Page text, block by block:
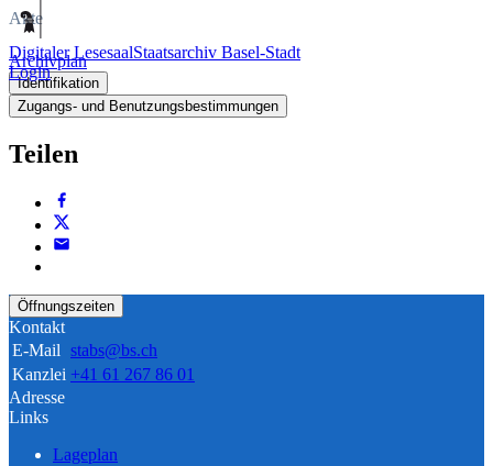
Digitaler LesesaalStaatsarchiv Basel-Stadt
Login
Akte
Archivplan
Identifikation
Zugangs- und Benutzungsbestimmungen
Teilen
Öffnungszeiten
Kontakt
E-Mail stabs@bs.ch
Kanzlei +41 61 267 86 01
Adresse
Links
Lageplan